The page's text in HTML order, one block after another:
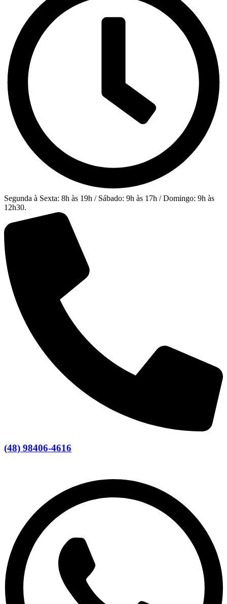
Segunda à Sexta: 8h às 19h / Sábado: 9h às 17h / Domingo: 9h às
12h30.
(48) 98406-4616